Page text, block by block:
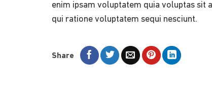
enim ipsam voluptatem quia voluptas sit
qui ratione voluptatem sequi nesciunt.
Share